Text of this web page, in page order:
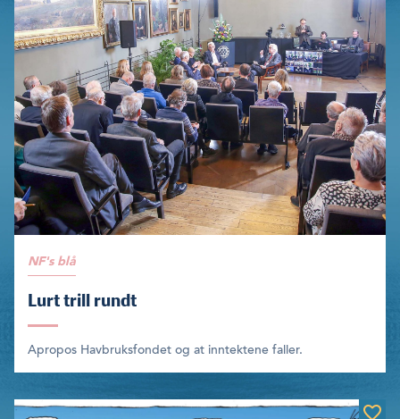
NF's blå
Lurt trill rundt
Apropos Havbruksfondet og at inntektene faller.